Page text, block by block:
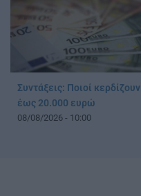
Συντάξεις: Ποιοί κερδίζουν
έως 20.000 ευρώ
08/08/2026 - 10:00